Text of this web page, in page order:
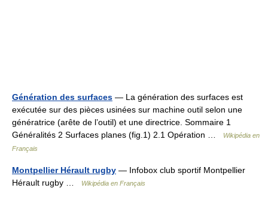
Génération des surfaces — La génération des surfaces est
exécutée sur des pièces usinées sur machine outil selon une
génératrice (arête de l’outil) et une directrice. Sommaire 1
Généralités 2 Surfaces planes (fig.1) 2.1 Opération …
Wikipédia en
Français
Montpellier Hérault rugby — Infobox club sportif Montpellier
Hérault rugby …
Wikipédia en Français